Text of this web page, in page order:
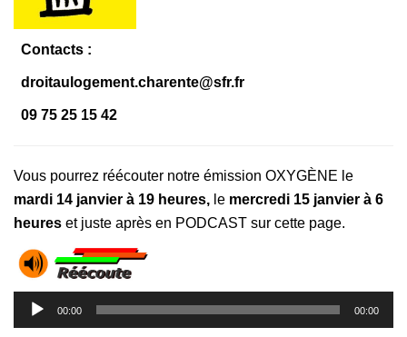
Contacts :
droitaulogement.charente@sfr.fr
09 75 25 15 42
Vous pourrez réécouter notre émission OXYGÈNE le
mardi 14 janvier à 19 heures, le mercredi 15 janvier à 6
heures et juste après en PODCAST sur cette page.
Lecteur
audio
00:00 00:00